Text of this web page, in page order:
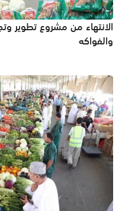
الانتهاء من مشروع تطوير
والفواكه